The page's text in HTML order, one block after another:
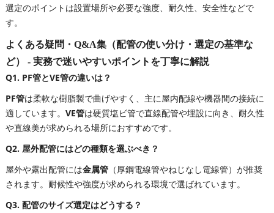
選定のポイントは設置場所や必要な強度、耐久性、安全性などで
す。
よくある疑問・Q&A集（配管の使い分け・選定の基準な
ど） - 実務で迷いやすいポイントを丁寧に解説
Q1. PF管とVE管の違いは？
PF管は柔軟な樹脂製で曲げやすく、主に屋内配線や機器間の接続に
適しています。 VE管は硬質塩ビ管で直線配管や埋設に向き、耐久性
や直線美が求められる場所におすすめです。
Q2. 屋外配管にはどの種類を選ぶべき？
屋外や露出配管には金属管（厚鋼電線管やねじなし電線管）が推奨
されます。耐候性や強度が求められる環境で選ばれています。
Q3. 配管のサイズ選定はどうする？